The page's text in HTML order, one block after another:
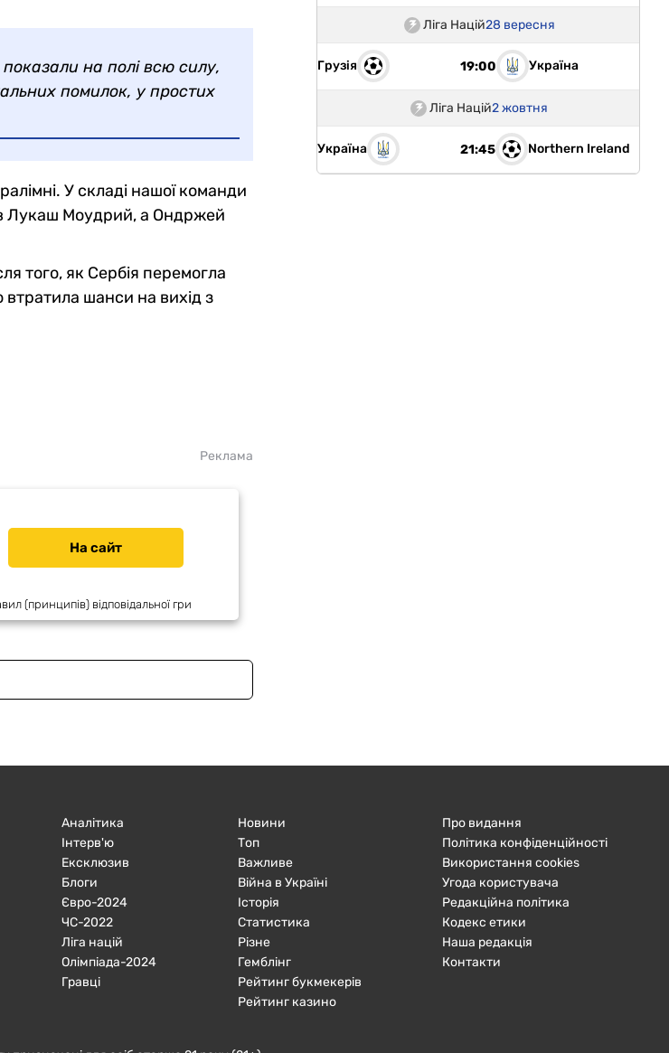
на полі всю силу,
помилок, у простих
У складі нашої команди
Лукаш Моудрий, а Ондржей
того, як Сербія перемогла
шанси на вихід з
Реклама
На сайт
(принципів) відповідальної гри
Ліга Націй28 вересня
Грузія 19:00 Україна
Ліга Націй2 жовтня
Україна 21:45 Northern Ireland
Аналітика
Інтерв'ю
Ексклюзив
Блоги
Євро-2024
ЧC-2022
Ліга націй
Олімпіада-2024
Гравці
Новини
Топ
Важливе
Війна в Україні
Історія
Статистика
Різне
Гемблінг
Рейтинг букмекерів
Рейтинг казино
Про видання
Політика конфіденційності
Використання cookies
Угода користувача
Редакційна політика
Кодекс етики
Наша редакція
Контакти